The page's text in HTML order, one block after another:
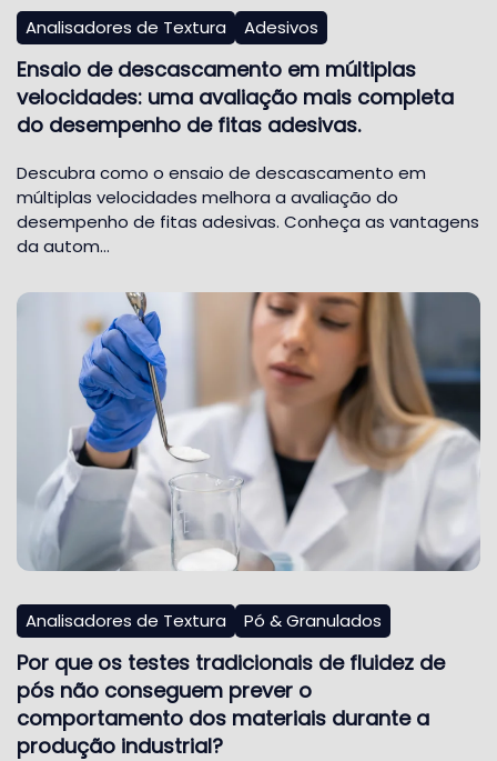
Analisadores de Textura Adesivos
Ensaio de descascamento em múltiplas
velocidades: uma avaliação mais completa
do desempenho de fitas adesivas.
Descubra como o ensaio de descascamento em
múltiplas velocidades melhora a avaliação do
desempenho de fitas adesivas. Conheça as vantagens
da autom…
Analisadores de Textura Pó & Granulados
Por que os testes tradicionais de fluidez de
pós não conseguem prever o
comportamento dos materiais durante a
produção industrial?